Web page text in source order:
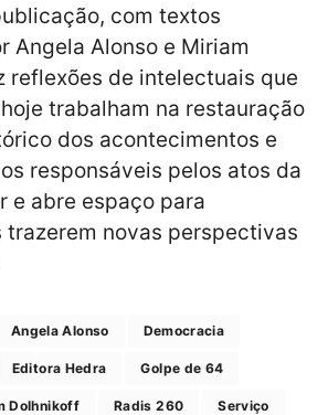
com textos
Angela Alonso e Miriam
reflexões de intelectuais que
trabalham na restauração
dos acontecimentos e
responsáveis pelos atos da
e abre espaço para
trazerem novas perspectivas
Angela Alonso Democracia
Editora Hedra Golpe de 64
Dolhnikoff Radis 260 Serviço